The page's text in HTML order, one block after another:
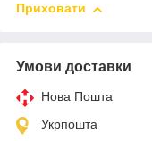
Приховати
Умови доставки
Нова Пошта
Укрпошта